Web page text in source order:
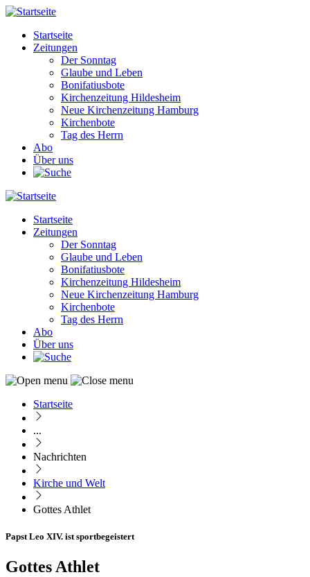
Direkt
Inhalt
Main
navigation
Startseite
Zeitungen
Der Sonntag
Glaube und Leben
Bonifatiusbote
Kirchenzeitung Hildesheim
Neue Kirchenzeitung Hamburg
Kirchenbote
Tag des Herrn
Abo
Über uns
Main
navigation
Startseite
Zeitungen
Der Sonntag
Glaube und Leben
Bonifatiusbote
Kirchenzeitung Hildesheim
Neue Kirchenzeitung Hamburg
Kirchenbote
Tag des Herrn
Abo
Über uns
Pfadnavigation
Startseite
...
Nachrichten
Kirche und Welt
Gottes Athlet
Papst Leo XIV. ist sportbegeistert
Gottes Athlet